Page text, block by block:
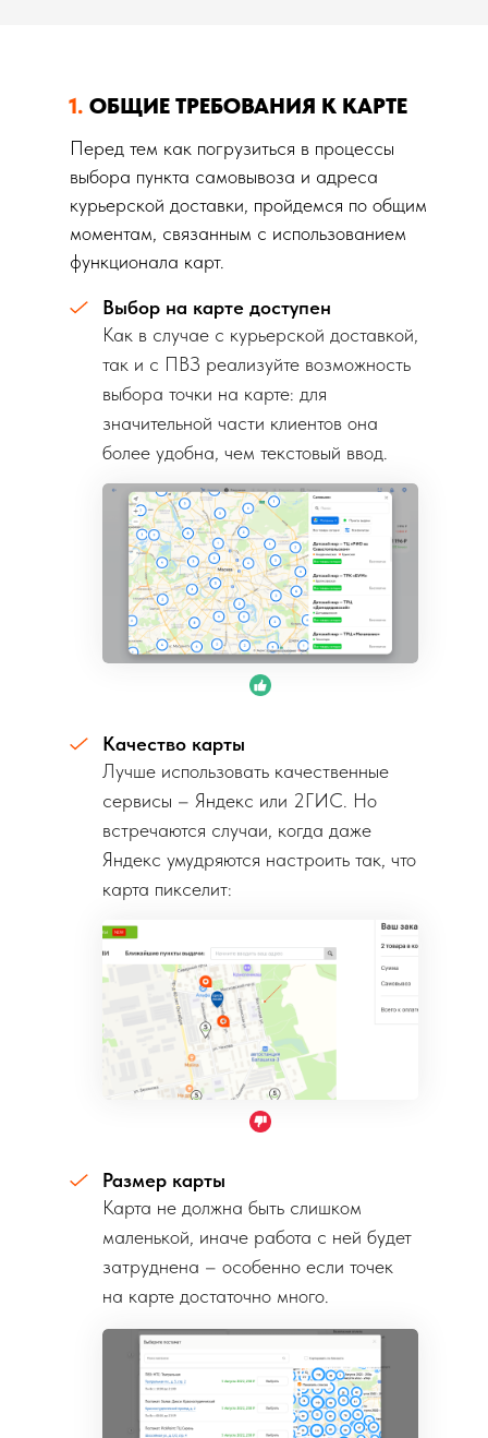
1. ОБЩИЕ ТРЕБОВАНИЯ К КАРТЕ
Перед тем как погрузиться в процессы
выбора пункта самовывоза и адреса
курьерской доставки, пройдемся по общим
моментам, связанным с использованием
функционала карт.
Выбор на карте доступен
Как в случае с курьерской доставкой,
так и с ПВЗ реализуйте возможность
выбора точки на карте: для
значительной части клиентов она
более удобна, чем текстовый ввод.
Качество карты
Лучше использовать качественные
сервисы – Яндекс или 2ГИС. Но
встречаются случаи, когда даже
Яндекс умудряются настроить так, что
карта пикселит:
Размер карты
Карта не должна быть слишком
маленькой, иначе работа с ней будет
затруднена – особенно если точек
на карте достаточно много.